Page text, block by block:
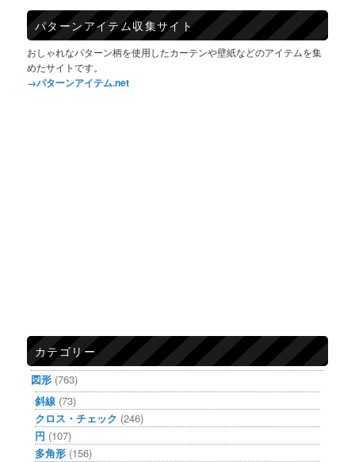
パターンアイテム収集サイト
おしゃれなパターン柄を使用したカーテンや壁紙などのアイテムを集
めたサイトです。
→パターンアイテム.net
カテゴリー
図形 (763)
斜線 (73)
クロス・チェック (246)
円 (107)
多角形 (156)